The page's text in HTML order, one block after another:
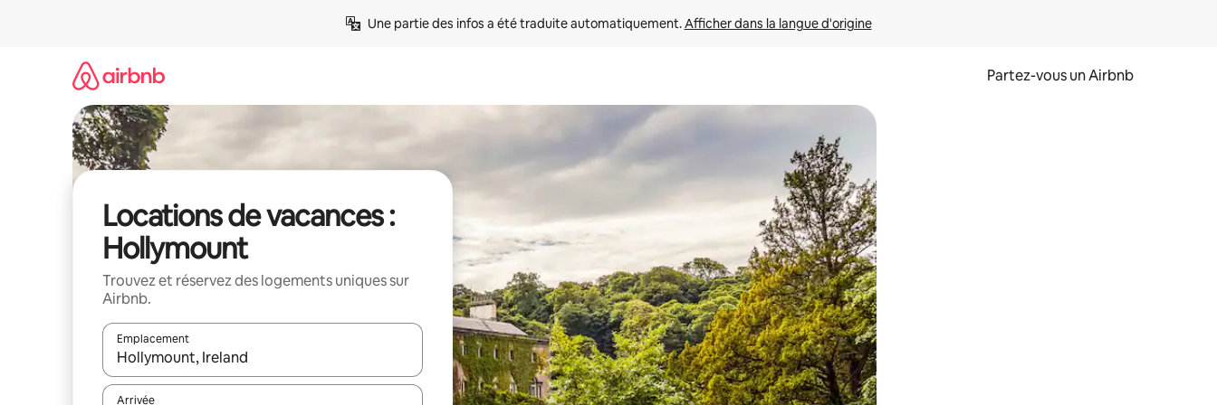
Une partie des infos a été traduite automatiquement. Afficher dans la langue d'origine
Partez-vous un Airbnb
Locations de vacances :
Hollymount
Trouvez et réservez des logements uniques sur
Airbnb.
Emplacement
Quand les résultats sont affichés, parcourez-les en utilisant les flèches vers le haut et vers le bas, ou en appuyant dessus et en les faisant glisser.
Arrivée